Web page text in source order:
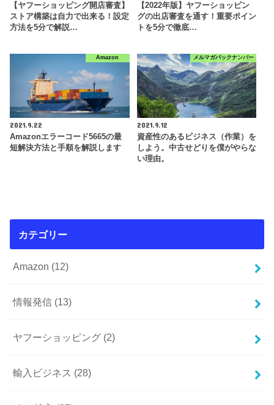
【ヤフーショッピング開店審査】
ストア構築は自力で出来る！設定
方法を5分で解説…
【2022年版】ヤフーショッピン
グの出店審査を通す！重要ポイン
トを5分で徹底…
Amazon
2021.9.22
Amazonエラーコード5665の最
短解決方法と手順を解説します
メルマガバックナンバー
2021.9.12
資産性のあるビジネス（作業）を
しよう。中古せどりを僕がやらな
い理由。
カテゴリー
Amazon (12)
情報発信 (13)
ヤフーショッピング (2)
輸入ビジネス (28)